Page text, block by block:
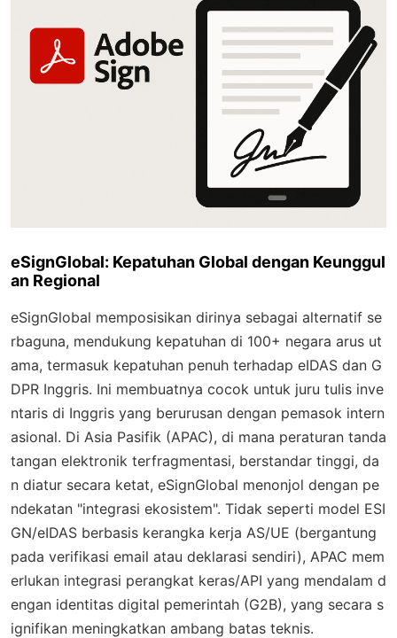
eSignGlobal: Kepatuhan Global dengan Keunggul
an Regional
eSignGlobal memposisikan dirinya sebagai alternatif se
rbaguna, mendukung kepatuhan di 100+ negara arus ut
ama, termasuk kepatuhan penuh terhadap eIDAS dan G
DPR Inggris. Ini membuatnya cocok untuk juru tulis inve
ntaris di Inggris yang berurusan dengan pemasok intern
asional. Di Asia Pasifik (APAC), di mana peraturan tanda
tangan elektronik terfragmentasi, berstandar tinggi, da
n diatur secara ketat, eSignGlobal menonjol dengan pe
ndekatan "integrasi ekosistem". Tidak seperti model ESI
GN/eIDAS berbasis kerangka kerja AS/UE (bergantung
pada verifikasi email atau deklarasi sendiri), APAC mem
erlukan integrasi perangkat keras/API yang mendalam d
engan identitas digital pemerintah (G2B), yang secara s
ignifikan meningkatkan ambang batas teknis.